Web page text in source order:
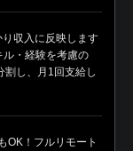
収入に反映します
・経験を考慮の
割し、月1回支給し
OK！フルリモート